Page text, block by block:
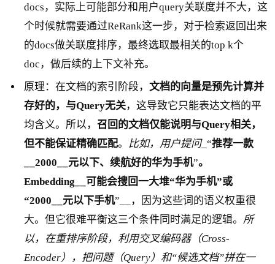
docs，实际上可能部分和用户query关联度并不大，这
个时候就需要通过ReRank这一步，对于检索返回出来
的docs做关联度排序，最终选取最相关的top k个
doc，做后续的上下文补充。
原理：在文档的索引阶段，文档的向量是预先计算并
存好的，与Query无关，这导致它只能表达文档的平
均含义。所以，召回的文档仅能说明与Query相关，
但不能保证精确匹配。 比如，用户提问_“推荐一款
__2000__元以下、续航好的华为手机”。
Embedding__可能会搜回一大堆“华为手机”或
“2000__元以下手机”__，因为这些词的语义权重很
大。但它很难平衡这三个条件同时满足的逻辑。 所
以，在重排序阶段，利用交叉编码器（Cross-
Encoder），把问题（Query）和“候选文档”拼在一